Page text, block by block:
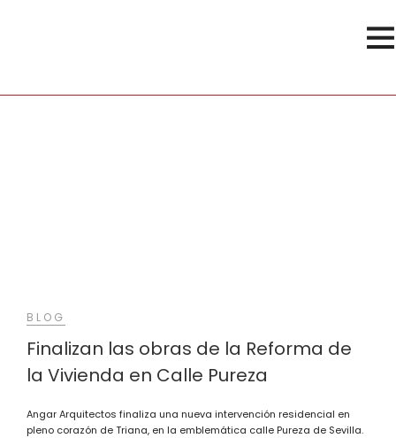
BLOG
Finalizan las obras de la Reforma de
la Vivienda en Calle Pureza
Angar Arquitectos finaliza una nueva intervención residencial en
pleno corazón de Triana, en la emblemática calle Pureza de Sevilla.